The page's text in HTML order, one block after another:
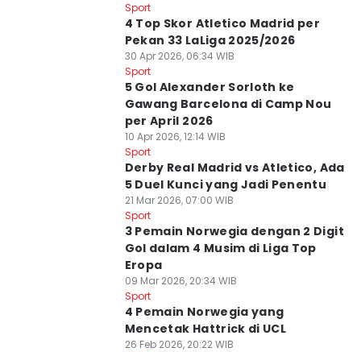
Sport
4 Top Skor Atletico Madrid per
Pekan 33 LaLiga 2025/2026
30 Apr 2026, 06:34 WIB
Sport
5 Gol Alexander Sorloth ke
Gawang Barcelona di Camp Nou
per April 2026
10 Apr 2026, 12:14 WIB
Sport
Derby Real Madrid vs Atletico, Ada
5 Duel Kunci yang Jadi Penentu
21 Mar 2026, 07:00 WIB
Sport
3 Pemain Norwegia dengan 2 Digit
Gol dalam 4 Musim di Liga Top
Eropa
09 Mar 2026, 20:34 WIB
Sport
4 Pemain Norwegia yang
Mencetak Hattrick di UCL
26 Feb 2026, 20:22 WIB